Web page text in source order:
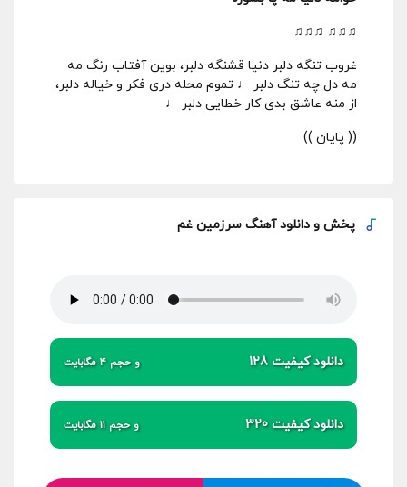
♫♫♫ ♫♫♫
غروب تنگه دلبر دنیا قشنگه دلبر، بوین آفتاب رنگ مه
مه دل چه تنگ دلبر ♩ تموم محله دری فکر و خیاله دلبر،
از منه عاشق بدی کار خطایی دلبر ♩
(( پایان ))
پخش و دانلود آهنگ سرزمین غم
دانلود کیفیت 128 و حجم 4 مگابایت
دانلود کیفیت 320 و حجم 11 مگابایت